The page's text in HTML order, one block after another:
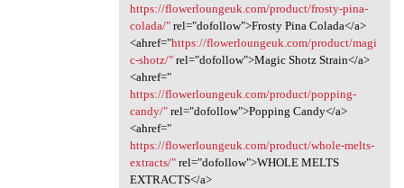
https://flowerloungeuk.com/product/frosty-pina-
colada/"rel="dofollow">Frosty Pina Colada</a>
<ahref="https://flowerloungeuk.com/product/magi
c-shotz/"rel="dofollow">Magic Shotz Strain</a>
<ahref="
https://flowerloungeuk.com/product/popping-
candy/"rel="dofollow">Popping Candy</a>
<ahref="
https://flowerloungeuk.com/product/whole-melts-
extracts/"rel="dofollow">WHOLE MELTS
EXTRACTS</a>